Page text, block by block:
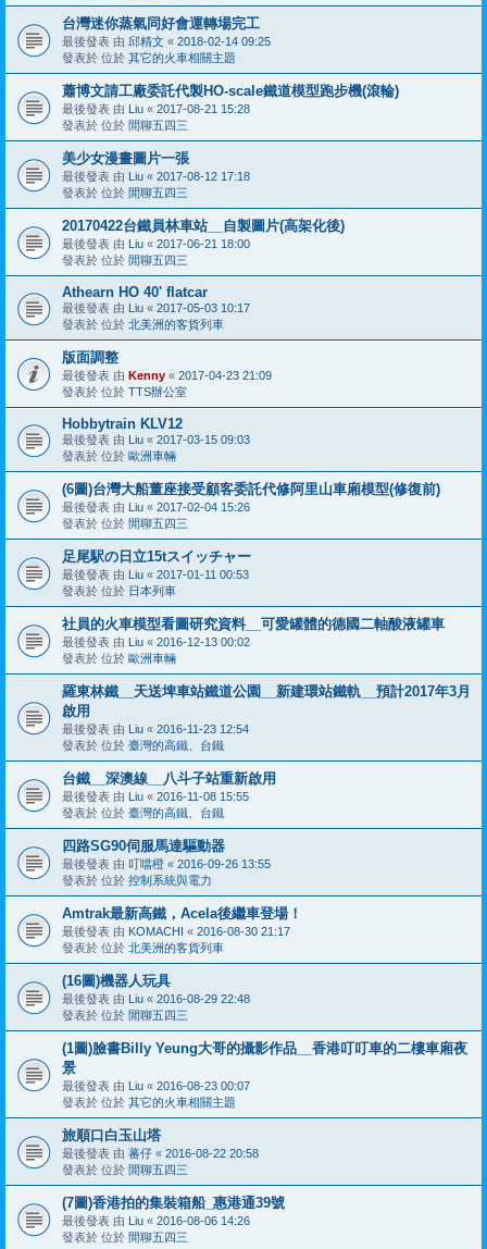
台灣迷你蒸氣同好會運轉場完工
最後發表 由 邱精文 « 2018-02-14 09:25
發表於 位於 其它的火車相關主題
蕭博文請工廠委託代製HO-scale鐵道模型跑步機(滾輪)
最後發表 由 Liu « 2017-08-21 15:28
發表於 位於 閒聊五四三
美少女漫畫圖片一張
最後發表 由 Liu « 2017-08-12 17:18
發表於 位於 閒聊五四三
20170422台鐵員林車站__自製圖片(高架化後)
最後發表 由 Liu « 2017-06-21 18:00
發表於 位於 閒聊五四三
Athearn HO 40' flatcar
最後發表 由 Liu « 2017-05-03 10:17
發表於 位於 北美洲的客貨列車
版面調整
最後發表 由 Kenny « 2017-04-23 21:09
發表於 位於 TTS辦公室
Hobbytrain KLV12
最後發表 由 Liu « 2017-03-15 09:03
發表於 位於 歐洲車輛
(6圖)台灣大船董座接受顧客委託代修阿里山車廂模型(修復前)
最後發表 由 Liu « 2017-02-04 15:26
發表於 位於 閒聊五四三
足尾駅の日立15tスイッチャー
最後發表 由 Liu « 2017-01-11 00:53
發表於 位於 日本列車
社員的火車模型看圖研究資料__可愛罐體的德國二軸酸液罐車
最後發表 由 Liu « 2016-12-13 00:02
發表於 位於 歐洲車輛
羅東林鐵__天送埤車站鐵道公園__新建環站鐵軌__預計2017年3月
啟用
最後發表 由 Liu « 2016-11-23 12:54
發表於 位於 臺灣的高鐵、台鐵
台鐵__深澳線__八斗子站重新啟用
最後發表 由 Liu « 2016-11-08 15:55
發表於 位於 臺灣的高鐵、台鐵
四路SG90伺服馬達驅動器
最後發表 由 叮噹橙 « 2016-09-26 13:55
發表於 位於 控制系統與電力
Amtrak最新高鐵，Acela後繼車登場！
最後發表 由 KOMACHI « 2016-08-30 21:17
發表於 位於 北美洲的客貨列車
(16圖)機器人玩具
最後發表 由 Liu « 2016-08-29 22:48
發表於 位於 閒聊五四三
(1圖)臉書Billy Yeung大哥的攝影作品__香港叮叮車的二樓車廂夜
景
最後發表 由 Liu « 2016-08-23 00:07
發表於 位於 其它的火車相關主題
旅順口白玉山塔
最後發表 由 蕃仔 « 2016-08-22 20:58
發表於 位於 閒聊五四三
(7圖)香港拍的集裝箱船_惠港通39號
最後發表 由 Liu « 2016-08-06 14:26
發表於 位於 閒聊五四三